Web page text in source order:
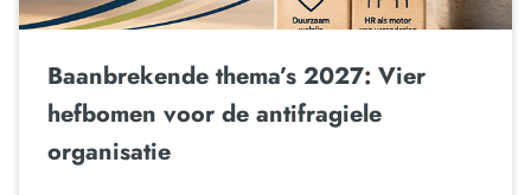
Baanbrekende thema’s 2027: Vier
hefbomen voor de antifragiele
organisatie